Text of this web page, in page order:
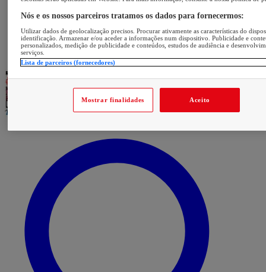
Nós e os nossos parceiros tratamos os dados para fornecermos:
Utilizar dados de geolocalização precisos. Procurar ativamente as características do
identificação. Armazenar e/ou aceder a informações num dispositivo. Publicidade e
personalizados, medição de publicidade e conteúdos, estudos de audiência e
serviços.
Lista de parceiros (fornecedores)
Mostrar finalidades Aceito